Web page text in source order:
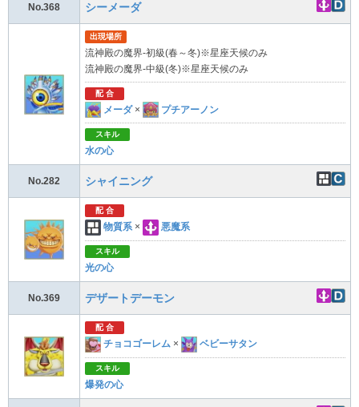
No.368 シーメーダ
出現場所
流神殿の魔界-初級(春～冬)※星座天候のみ
流神殿の魔界-中級(冬)※星座天候のみ
配 合
メーダ × プチアーノン
スキル
水の心
No.282 シャイニング
配 合
物質系 × 悪魔系
スキル
光の心
No.369 デザートデーモン
配 合
チョコゴーレム × ベビーサタン
スキル
爆発の心